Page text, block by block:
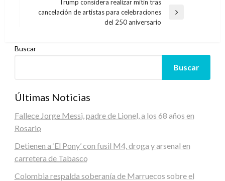
entradas
Entrada
Trump considera realizar mitin tras
cancelación de artistas para celebraciones
del 250 aniversario
Buscar
Buscar
Últimas Noticias
Fallece Jorge Messi, padre de Lionel, a los 68 años en
Rosario
Detienen a ‘El Pony’ con fusil M4, droga y arsenal en
carretera de Tabasco
Colombia respalda soberanía de Marruecos sobre el